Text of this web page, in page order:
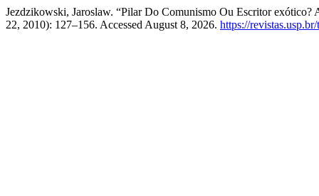
Jezdzikowski, Jaroslaw. “Pilar Do Comunismo Ou Escritor
22, 2010): 127–156. Accessed August 8, 2026. https://